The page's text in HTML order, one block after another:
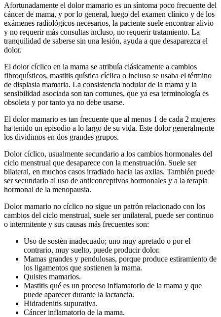
Afortunadamente el dolor mamario es un síntoma poco frecuente del
cáncer de mama, y por lo general, luego del examen clínico y de los
exámenes radiológicos necesarios, la paciente suele encontrar alivio
y no requerir más consultas incluso, no requerir tratamiento. La
tranquilidad de saberse sin una lesión, ayuda a que desaparezca el
dolor.
El dolor cíclico en la mama se atribuía clásicamente a cambios
fibroquísticos, mastitis quística cíclica o incluso se usaba el término
de displasia mamaria. La consistencia nodular de la mama y la
sensibilidad asociada son tan comunes, que ya esa terminología es
obsoleta y por tanto ya no debe usarse.
El dolor mamario es tan frecuente que al menos 1 de cada 2 mujeres
ha tenido un episodio a lo largo de su vida. Este dolor generalmente
los dividimos en dos grandes grupos.
Dolor cíclico, usualmente secundario a los cambios hormonales del
ciclo menstrual que desaparece con la menstruación. Suele ser
bilateral, en muchos casos irradiado hacia las axilas. También puede
ser secundario al uso de anticonceptivos hormonales y a la terapia
hormonal de la menopausia.
Dolor mamario no cíclico no sigue un patrón relacionado con los
cambios del ciclo menstrual, suele ser unilateral, puede ser continuo
o intermitente y sus causas más frecuentes son:
Uso de sostén inadecuado; uno muy apretado o por el
contrario, muy suelto, puede producir dolor.
Mamas grandes y pendulosas, porque produce estiramiento de
los ligamentos que sostienen la mama.
Quistes mamarios.
Mastitis qué es un proceso inflamatorio de la mama y que
puede aparecer durante la lactancia.
Hidradenitis supurativa.
Cáncer inflamatorio de la mama.